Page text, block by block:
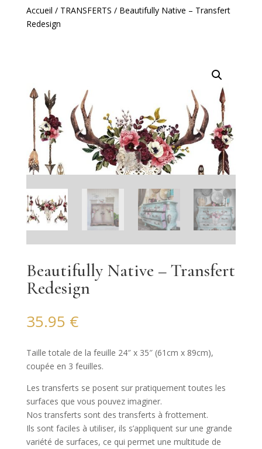
Accueil / TRANSFERTS / Beautifully Native – Transfert
Redesign
Beautifully Native – Transfert
Redesign
35.95 €
Taille totale de la feuille 24″ x 35″ (61cm x 89cm),
coupée en 3 feuilles.
Les transferts se posent sur pratiquement toutes les
surfaces que vous pouvez imaginer.
Nos transferts sont des transferts à frottement.
Ils sont faciles à utiliser, ils s’appliquent sur une grande
variété de surfaces, ce qui permet une multitude de